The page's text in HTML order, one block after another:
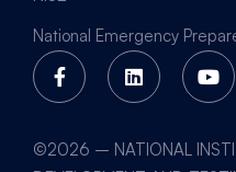
National Emergency
©2026 – NATIONAL